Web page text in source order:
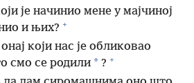
је начинио мене у мајчиној
и њих? +
који нас је обликовао
смо се родили * ? +